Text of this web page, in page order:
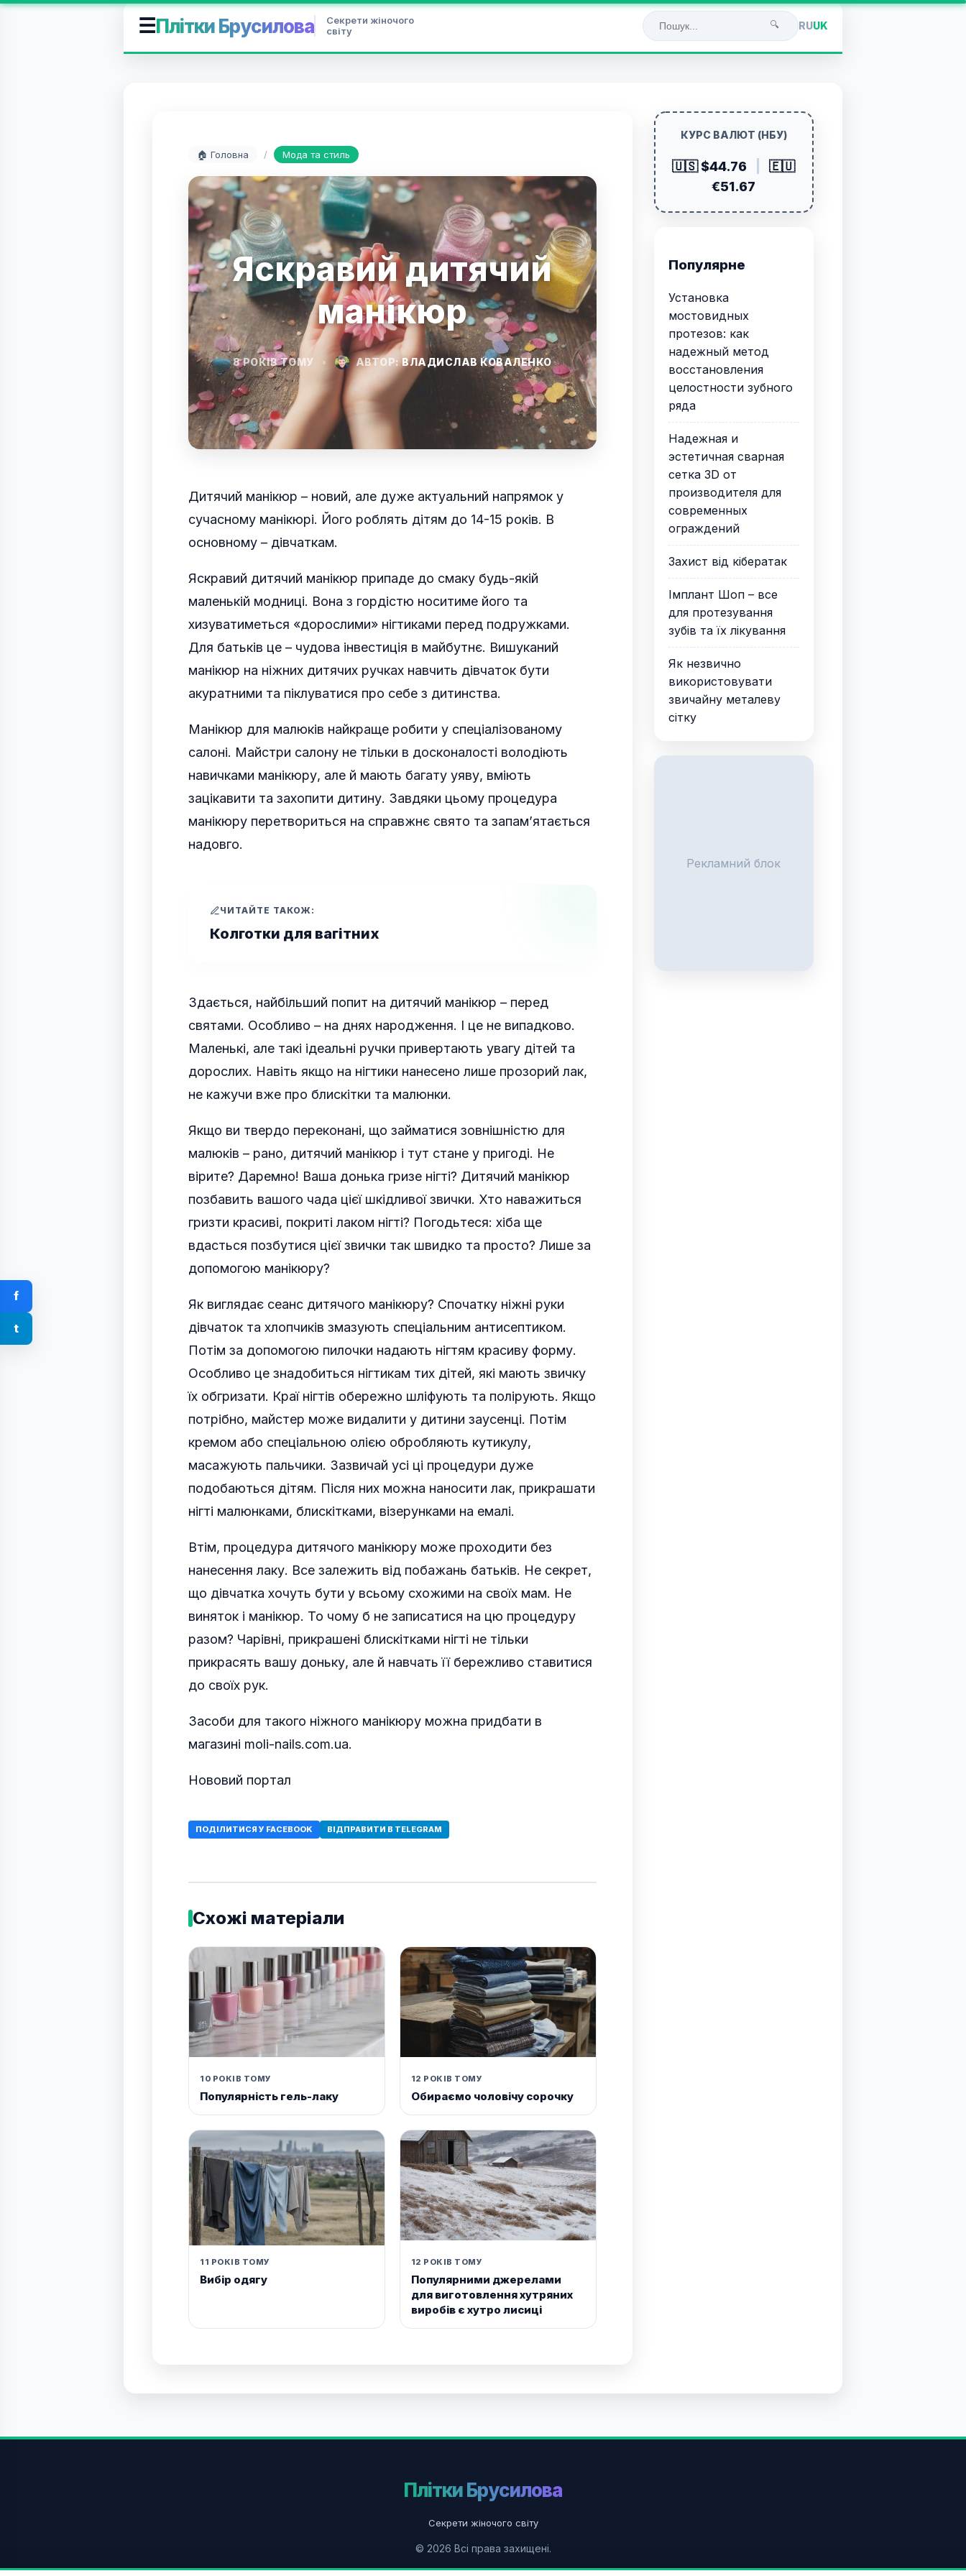
☰Плітки Брусилова
Секрети жіночого
світу
🔍 RUUK
🏠 Головна / Мода та стиль
Яскравий дитячий
манікюр
8 РОКІВ ТОМУ • АВТОР:ВЛАДИСЛАВ КОВАЛЕНКО
Дитячий манікюр – новий, але дуже актуальний напрямок у
сучасному манікюрі. Його роблять дітям до 14-15 років. В
основному – дівчаткам.
Яскравий дитячий манікюр припаде до смаку будь-якій
маленькій модниці. Вона з гордістю носитиме його та
хизуватиметься «дорослими» нігтиками перед подружками.
Для батьків це – чудова інвестиція в майбутнє. Вишуканий
манікюр на ніжних дитячих ручках навчить дівчаток бути
акуратними та піклуватися про себе з дитинства.
Манікюр для малюків найкраще робити у спеціалізованому
салоні. Майстри салону не тільки в досконалості володіють
навичками манікюру, але й мають багату уяву, вміють
зацікавити та захопити дитину. Завдяки цьому процедура
манікюру перетвориться на справжнє свято та запам’ятається
надовго.
ЧИТАЙТЕ ТАКОЖ:
Колготки для вагітних
Здається, найбільший попит на дитячий манікюр – перед
святами. Особливо – на днях народження. І це не випадково.
Маленькі, але такі ідеальні ручки привертають увагу дітей та
дорослих. Навіть якщо на нігтики нанесено лише прозорий лак,
не кажучи вже про блискітки та малюнки.
Якщо ви твердо переконані, що займатися зовнішністю для
малюків – рано, дитячий манікюр і тут стане у пригоді. Не
вірите? Даремно! Ваша донька гризе нігті? Дитячий манікюр
позбавить вашого чада цієї шкідливої звички. Хто наважиться
гризти красиві, покриті лаком нігті? Погодьтеся: хіба ще
вдасться позбутися цієї звички так швидко та просто? Лише за
допомогою манікюру?
Як виглядає сеанс дитячого манікюру? Спочатку ніжні руки
дівчаток та хлопчиків змазують спеціальним антисептиком.
Потім за допомогою пилочки надають нігтям красиву форму.
Особливо це знадобиться нігтикам тих дітей, які мають звичку
їх обгризати. Краї нігтів обережно шліфують та полірують. Якщо
потрібно, майстер може видалити у дитини заусенці. Потім
кремом або спеціальною олією обробляють кутикулу,
масажують пальчики. Зазвичай усі ці процедури дуже
подобаються дітям. Після них можна наносити лак, прикрашати
нігті малюнками, блискітками, візерунками на емалі.
Втім, процедура дитячого манікюру може проходити без
нанесення лаку. Все залежить від побажань батьків. Не секрет,
що дівчатка хочуть бути у всьому схожими на своїх мам. Не
виняток і манікюр. То чому б не записатися на цю процедуру
разом? Чарівні, прикрашені блискітками нігті не тільки
прикрасять вашу доньку, але й навчать її бережливо ставитися
до своїх рук.
Засоби для такого ніжного манікюру можна придбати в
магазині moli-nails.com.ua.
Нововий портал
ПОДІЛИТИСЯ У FACEBOOK ВІДПРАВИТИ В TELEGRAM
Схожі матеріали
10 РОКІВ ТОМУ
Популярність гель-лаку
12 РОКІВ ТОМУ
Обираємо чоловічу сорочку
11 РОКІВ ТОМУ
Вибір одягу
12 РОКІВ ТОМУ
Популярними джерелами
для виготовлення хутряних
виробів є хутро лисиці
КУРС ВАЛЮТ (НБУ)
🇺🇸 $44.76
🇪🇺
€51.67
Популярне
Установка
мостовидных
протезов: как
надежный метод
восстановления
целостности зубного
ряда
Надежная и
эстетичная сварная
сетка 3D от
производителя для
современных
ограждений
Захист від кібератак
Імплант Шоп – все
для протезування
зубів та їх лікування
Як незвично
використовувати
звичайну металеву
сітку
Рекламний блок
Плітки Брусилова
Секрети жіночого світу
© 2026 Всі права захищені.
f
t